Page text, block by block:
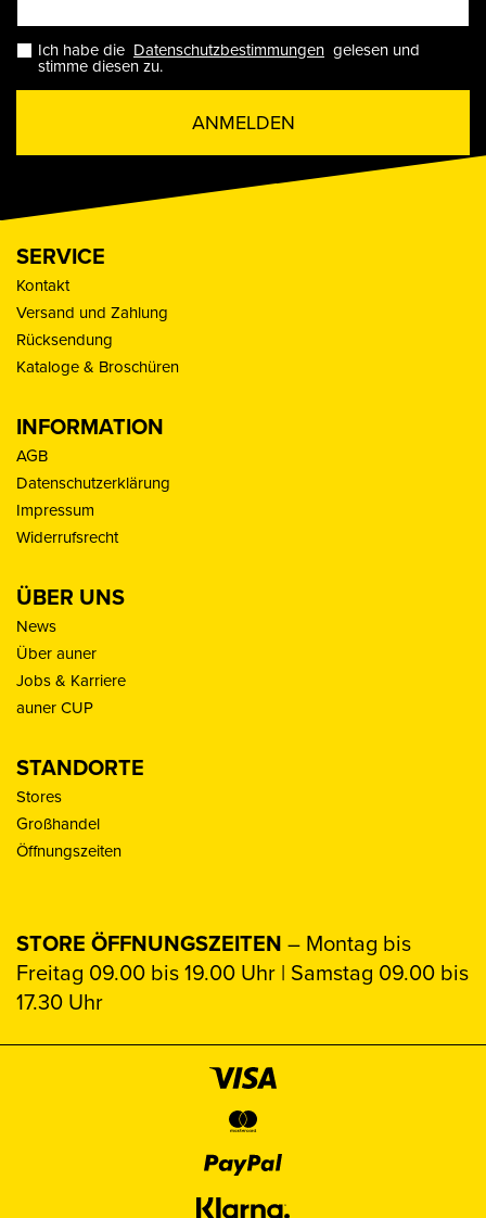
Ich habe die Datenschutzbestimmungen gelesen und
stimme diesen zu.
ANMELDEN
SERVICE
Kontakt
Versand und Zahlung
Rücksendung
Kataloge & Broschüren
INFORMATION
AGB
Datenschutzerklärung
Impressum
Widerrufsrecht
ÜBER UNS
News
Über auner
Jobs & Karriere
auner CUP
STANDORTE
Stores
Großhandel
Öffnungszeiten
STORE ÖFFNUNGSZEITEN – Montag bis
Freitag 09.00 bis 19.00 Uhr | Samstag 09.00 bis
17.30 Uhr